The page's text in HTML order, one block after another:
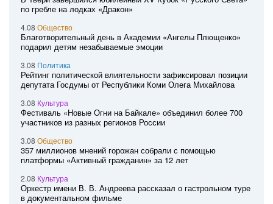
по гребле на лодках «Дракон»
4.08 Общество
Благотворительный день в Академии «Ангелы Плющенко»
подарил детям незабываемые эмоции
3.08 Политика
Рейтинг политической влиятельности зафиксировал позиции
депутата Госдумы от Республики Коми Олега Михайлова
3.08 Культура
Фестиваль «Новые Огни на Байкале» объединил более 700
участников из разных регионов России
3.08 Общество
357 миллионов мнений горожан собрали с помощью
платформы «Активный гражданин» за 12 лет
2.08 Культура
Оркестр имени В. В. Андреева рассказал о гастрольном туре
в документальном фильме